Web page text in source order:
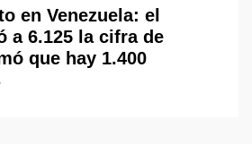
en Venezuela: el
a 6.125 la cifra de
que hay 1.400